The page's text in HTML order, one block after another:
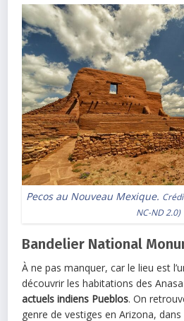
Pecos au Nouveau Mexique.
NC-ND 2.0)
Bandelier National
À ne pas manquer, car le lieu est
découvrir les habitations des
actuels indiens Pueblos. On
genre de vestiges en Arizona,